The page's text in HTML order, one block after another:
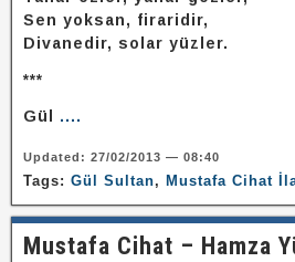
Sen yoksan, firaridir,
Divanedir, solar yüzler.
***
Gül ....
Updated: 27/02/2013 — 08:40
Tags: Gül Sultan, Mustafa Cihat
Mustafa Cihat – Hamza